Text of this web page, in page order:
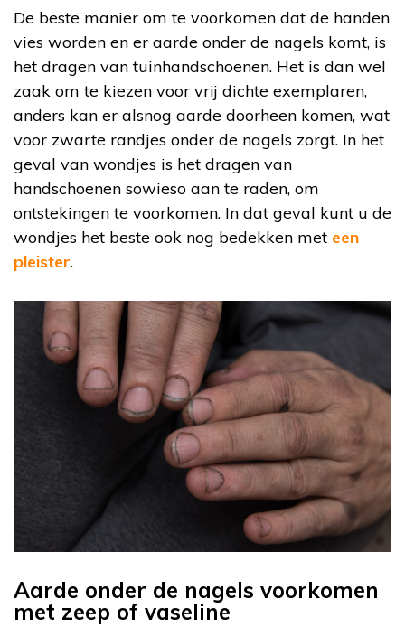
De beste manier om te voorkomen dat de handen
vies worden en er aarde onder de nagels komt, is
het dragen van tuinhandschoenen. Het is dan wel
zaak om te kiezen voor vrij dichte exemplaren,
anders kan er alsnog aarde doorheen komen, wat
voor zwarte randjes onder de nagels zorgt. In het
geval van wondjes is het dragen van
handschoenen sowieso aan te raden, om
ontstekingen te voorkomen. In dat geval kunt u de
wondjes het beste ook nog bedekken met een
pleister.
Aarde onder de nagels voorkomen
met zeep of vaseline